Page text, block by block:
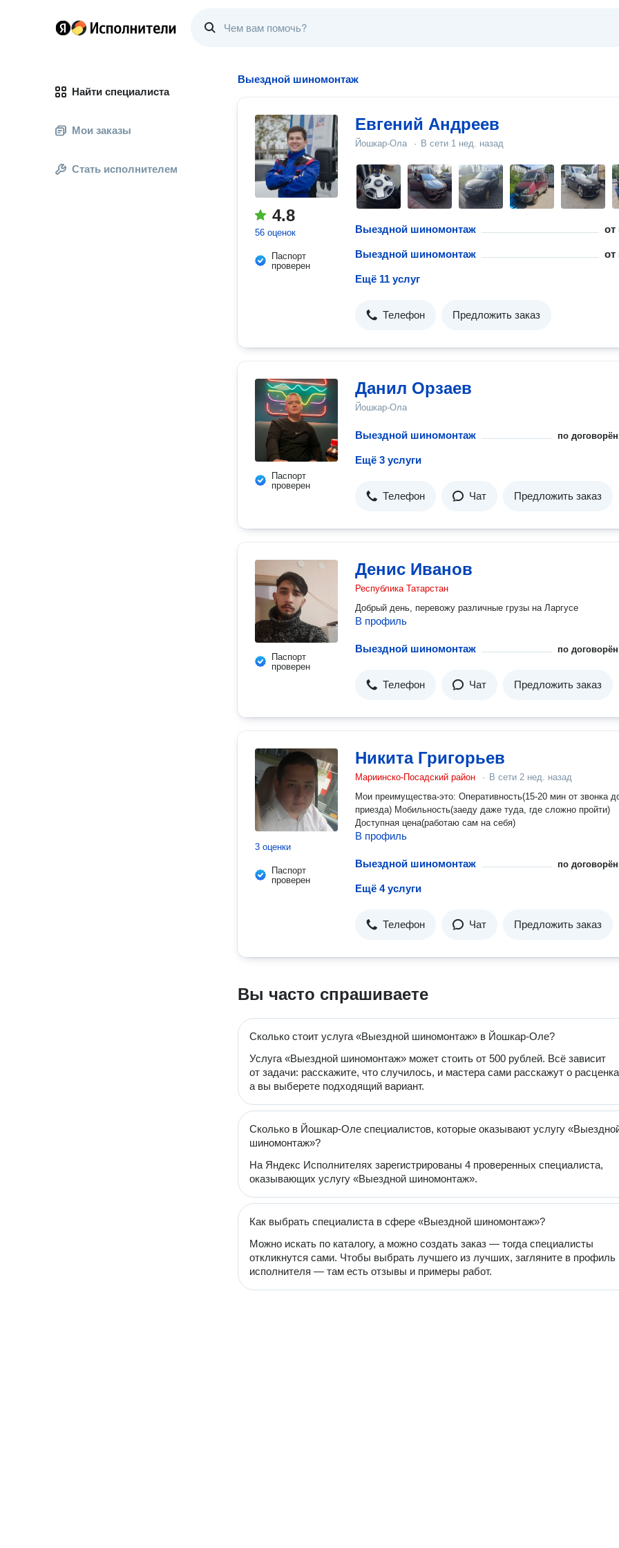
Найти специалиста
Мои заказы
Стать исполнителем
Выездной шиномонтаж
4.8
56 оценок
Паспорт
проверен
Евгений Андреев
Йошкар-Ола · В сети 1 нед. назад
Выездной шиномонтаж от
Выездной шиномонтаж от
Ещё 11 услуг
Телефон Предложить заказ
Паспорт
проверен
Данил Орзаев
Йошкар-Ола
Выездной шиномонтаж по
Ещё 3 услуги
Телефон Чат Предложить заказ
Паспорт
проверен
Денис Иванов
Республика Татарстан
Добрый день, перевожу различные грузы на Ларгусе
В профиль
Выездной шиномонтаж по
Телефон Чат Предложить заказ
3 оценки
Паспорт
проверен
Никита Григорьев
Мариинско-Посадский район · В сети 2 нед. назад
Мои преимущества-это: Оперативность(15-20 мин от звонка
приезда) Мобильность(заеду даже туда, где сложно пройти)
Доступная цена(работаю сам на себя)
В профиль
Выездной шиномонтаж по
Ещё 4 услуги
Телефон Чат Предложить заказ
Вы часто спрашиваете
Сколько стоит услуга «Выездной шиномонтаж» в Йошкар-Оле?
Услуга «Выездной шиномонтаж» может стоить от 500 рублей. Всё зависит
от задачи: расскажите, что случилось, и мастера сами расскажут о
а вы выберете подходящий вариант.
Сколько в Йошкар-Оле специалистов, которые оказывают услугу
шиномонтаж»?
На Яндекс Исполнителях зарегистрированы 4 проверенных специалиста,
оказывающих услугу «Выездной шиномонтаж».
Как выбрать специалиста в сфере «Выездной шиномонтаж»?
Можно искать по каталогу, а можно создать заказ — тогда специалисты
откликнутся сами. Чтобы выбрать лучшего из лучших, загляните в профиль
исполнителя — там есть отзывы и примеры работ.